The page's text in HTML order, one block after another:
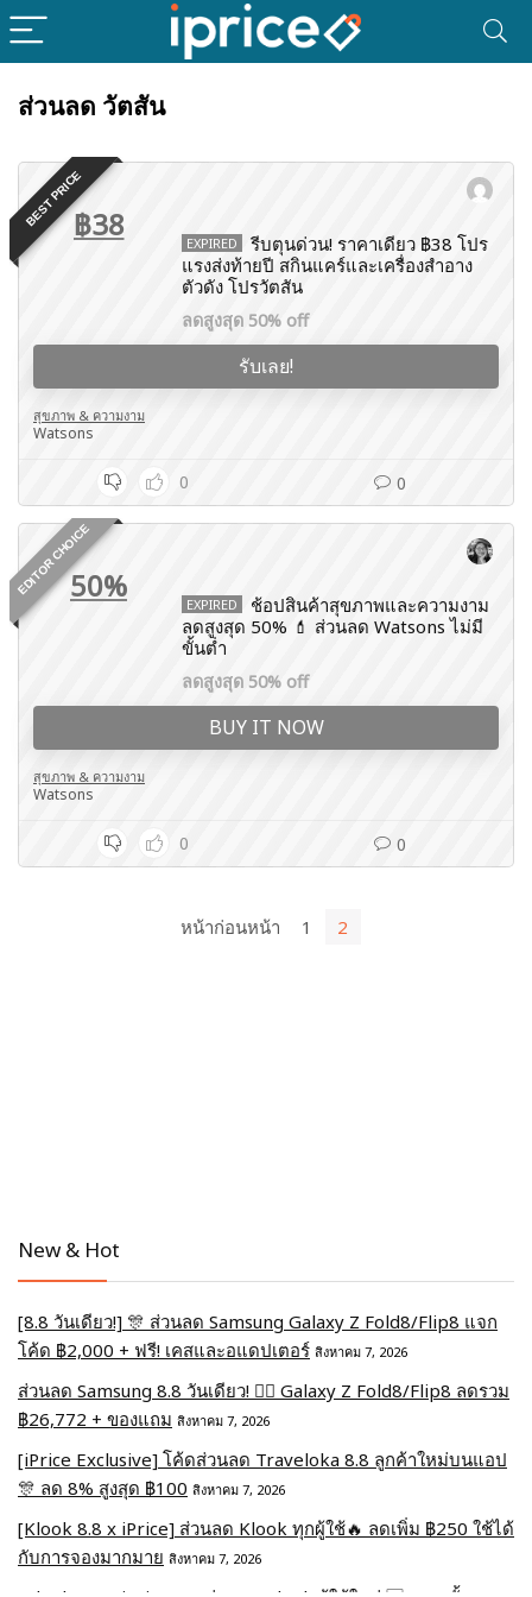
ส่วนลด วัตสัน
BEST PRICE฿38 EXPIRED
รีบตุนด่วน! ราคาเดียว ฿38 โปร
แรงส่งท้ายปี สกินแคร์และเครื่องสำอาง
ตัวดัง โปรวัตสัน
ลดสูงสุด 50% off
รับเลย!
สุขภาพ & ความงาม
Watsons
0 0
EDITOR CHOICE50% EXPIRED
ช้อปสินค้าสุขภาพและความงาม
ลดสูงสุด 50% 💄 ส่วนลด Watsons ไม่มี
ขั้นต่ำ
ลดสูงสุด 50% off
BUY IT NOW
สุขภาพ & ความงาม
Watsons
0 0
หน้าก่อนหน้า 1 2
New & Hot
[8.8 วันเดียว!] 🎊 ส่วนลด Samsung Galaxy Z Fold8/Flip8 แจก
โค้ด ฿2,000 + ฟรี! เคสและอแดปเตอร์ สิงหาคม 7, 2026
ส่วนลด Samsung 8.8 วันเดียว! ❤️‍🔥 Galaxy Z Fold8/Flip8 ลดรวม
฿26,772 + ของแถม สิงหาคม 7, 2026
[iPrice Exclusive] โค้ดส่วนลด Traveloka 8.8 ลูกค้าใหม่บนแอป
🎊 ลด 8% สูงสุด​ ฿100 สิงหาคม 7, 2026
[Klook 8.8 x iPrice] ส่วนลด Klook ทุกผู้ใช้🔥 ลดเพิ่ม ฿250 ใช้ได้
กับการจองมากมาย สิงหาคม 7, 2026